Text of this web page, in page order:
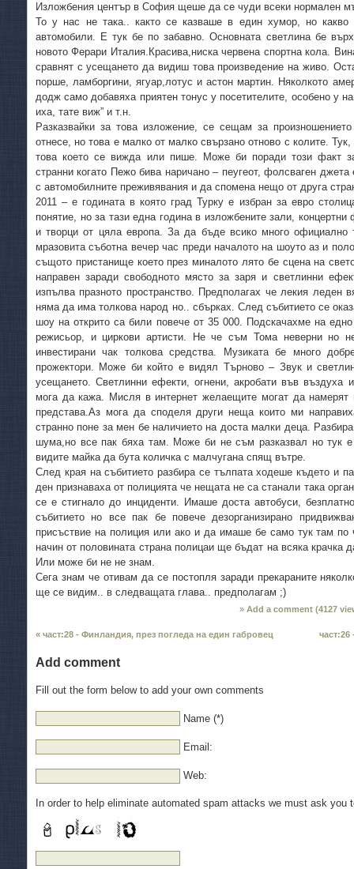
Изложбения център в София щеше да се чуди всеки нормален
То у нас не така.. както се казваше в един хумор, но какво
автомобили. Е тук бе по забавно. Основната светлина бе
новото Ферари Италия.Красива,ниска червена спортна кола.
сравнят с усещането да видиш това произведение на живо.
порше, ламборгини, ягуар,лотус и астон мартин. Няколкото
додж само добавяха приятен тонус у посетителите, особено у
иха, тате виж” и т.н.
Разказвайки за това изложение, се сещам за
отнесе, но това е малко от малко свързано отново с колите.
това което се вижда или пише. Може би поради този факт
странни когато Пежо бива наричано – пеугеот, фолсваген
с автомобилните преживявания и да спомена нещо от друга
2011 – е годината в която град Турку е избран за евро
понятие, но за тази една година в изложбените зали,
и творци от цяла европа. За да бъде всико много
мразовита съботна вечер час преди началото на шоуто аз и
същото пристанище което през миналото лято бе сцена на
направен заради свободното място за заря и светлинни
изпълва празното пространство. Предполагах че лекия
няма да има толкова народ но.. сбърках. След събитието се
шоу на открито са били повече от 35 000. Подскачахме на
режисьор, и циркови артисти. Не че съм Тома неверни но
инвестирани чак толкова средства. Музиката бе много
прожектори. Може би който е видял Търново – Звук и
усещането. Светлинни ефекти, огнени, акробати във въздуха
мога да кажа. Мисля в интернет желаещите могат да намерят
представа.Аз мога да споделя други неща които ми
странно поне за мен бе наличието на доста малки деца.
шума,но все пак бяха там. Може би не съм разказвал но тук
видите майка да бута количка с малчугана спящ вътре.
След края на събитието разбира се тълпата ходеше където и
ден признаваха от полицията че нещата не са станали така
се е стигнало до инциденти. Имаше доста автобуси,
събитието но все пак бе повече дезорганизирано
присъствие на полиция или ако и да имаше бе само тук там
начин от половината страна полицаи ще бъдат на всяка крачка
Или може би не не знам.
Сега знам че отивам да се постопля заради прекараните
ще се видим.. в следващата глава.. предполагам ;)
Add a comment (4127
« част:28 - Финландия, през погледа на един габровец
Add comment
Fill out the form below to add your own comments
Name (*)
Email:
Web:
In order to help eliminate automated spam attacks we must ask you